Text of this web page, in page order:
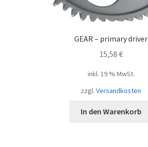
GEAR – primary driver
15,58 €
inkl. 19 % MwSt.
zzgl. Versandkosten
In den Warenkorb